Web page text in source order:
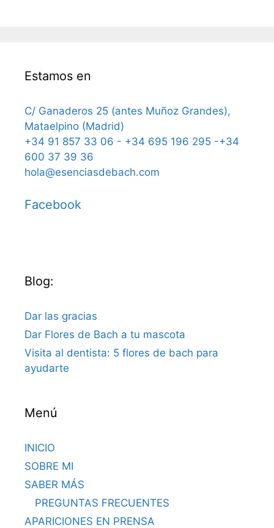
Estamos en
C/ Ganaderos 25 (antes Muñoz Grandes),
Mataelpino (Madrid)
+34 91 857 33 06 - +34 695 196 295 -+34
600 37 39 36
hola@esenciasdebach.com
Facebook
Blog:
Dar las gracias
Dar Flores de Bach a tu mascota
Visita al dentista: 5 flores de bach para
ayudarte
Menú
INICIO
SOBRE MI
SABER MÁS
PREGUNTAS FRECUENTES
APARICIONES EN PRENSA